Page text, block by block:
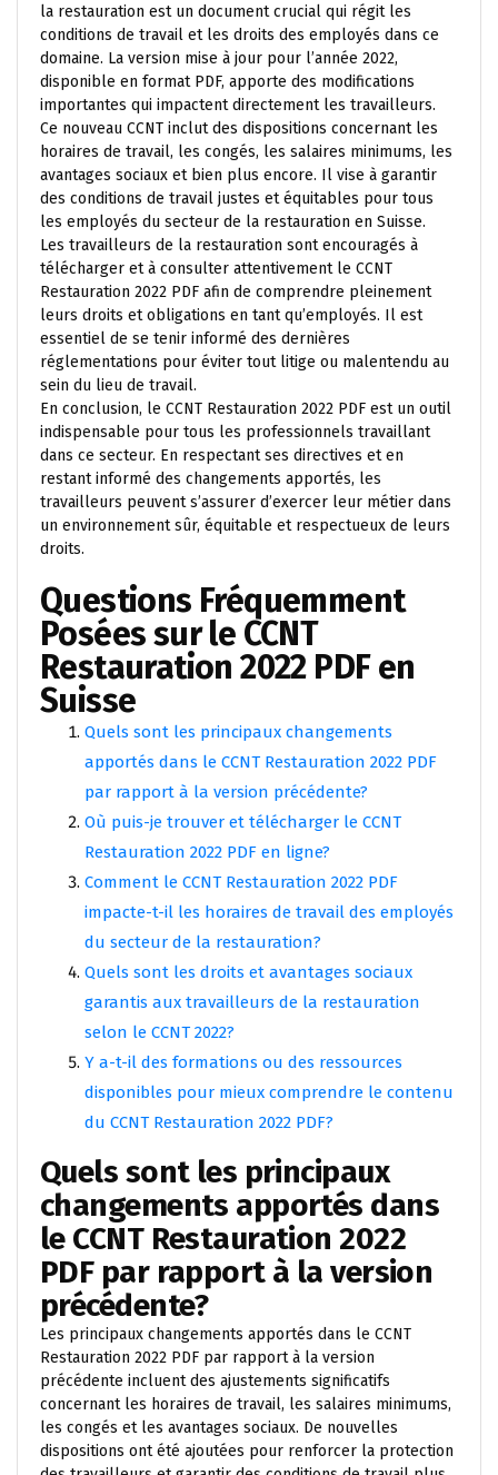
la restauration est un document crucial qui régit les
conditions de travail et les droits des employés dans ce
domaine. La version mise à jour pour l’année 2022,
disponible en format PDF, apporte des modifications
importantes qui impactent directement les travailleurs.
Ce nouveau CCNT inclut des dispositions concernant les
horaires de travail, les congés, les salaires minimums, les
avantages sociaux et bien plus encore. Il vise à garantir
des conditions de travail justes et équitables pour tous
les employés du secteur de la restauration en Suisse.
Les travailleurs de la restauration sont encouragés à
télécharger et à consulter attentivement le CCNT
Restauration 2022 PDF afin de comprendre pleinement
leurs droits et obligations en tant qu’employés. Il est
essentiel de se tenir informé des dernières
réglementations pour éviter tout litige ou malentendu au
sein du lieu de travail.
En conclusion, le CCNT Restauration 2022 PDF est un outil
indispensable pour tous les professionnels travaillant
dans ce secteur. En respectant ses directives et en
restant informé des changements apportés, les
travailleurs peuvent s’assurer d’exercer leur métier dans
un environnement sûr, équitable et respectueux de leurs
droits.
Questions Fréquemment
Posées sur le CCNT
Restauration 2022 PDF en
Suisse
Quels sont les principaux changements
apportés dans le CCNT Restauration 2022 PDF
par rapport à la version précédente?
Où puis-je trouver et télécharger le CCNT
Restauration 2022 PDF en ligne?
Comment le CCNT Restauration 2022 PDF
impacte-t-il les horaires de travail des employés
du secteur de la restauration?
Quels sont les droits et avantages sociaux
garantis aux travailleurs de la restauration
selon le CCNT 2022?
Y a-t-il des formations ou des ressources
disponibles pour mieux comprendre le contenu
du CCNT Restauration 2022 PDF?
Quels sont les principaux
changements apportés dans
le CCNT Restauration 2022
PDF par rapport à la version
précédente?
Les principaux changements apportés dans le CCNT
Restauration 2022 PDF par rapport à la version
précédente incluent des ajustements significatifs
concernant les horaires de travail, les salaires minimums,
les congés et les avantages sociaux. De nouvelles
dispositions ont été ajoutées pour renforcer la protection